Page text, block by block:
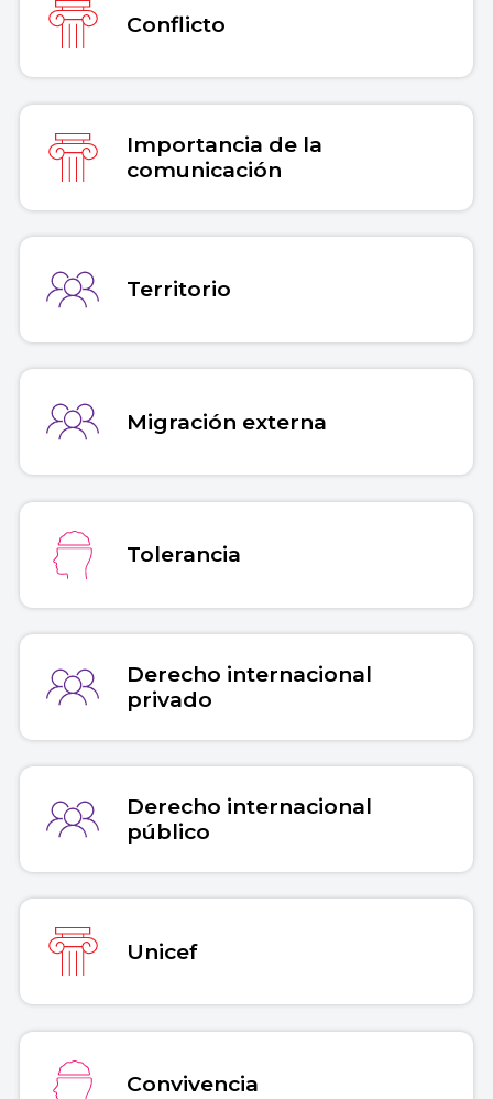
conflictos/
Conflicto
Importancia de la
comunicación
Territorio
Migración externa
Tolerancia
Derecho internacional
privado
Derecho internacional
público
Unicef
Convivencia